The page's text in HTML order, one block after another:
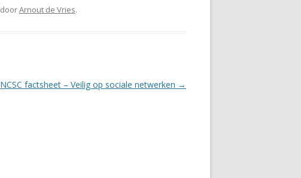
doorArnout de Vries.
NCSC factsheet – Veilig op sociale netwerken →